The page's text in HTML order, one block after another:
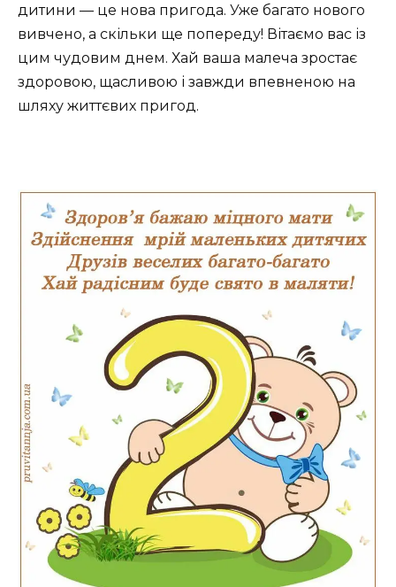
дитини — це нова пригода. Уже багато нового
вивчено, а скільки ще попереду! Вітаємо вас із
цим чудовим днем. Хай ваша малеча зростає
здоровою, щасливою і завжди впевненою на
шляху життєвих пригод.